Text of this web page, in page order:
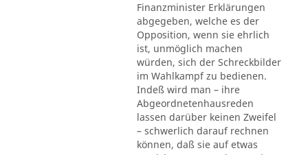
Finanzminister Erklärungen
abgegeben, welche es der
Opposition, wenn sie ehrlich
ist, unmöglich machen
würden, sich der Schreckbilder
im Wahlkampf zu bedienen.
Indeß wird man – ihre
Abgeordnetenhausreden
lassen darüber keinen Zweifel
– schwerlich darauf rechnen
können, daß sie auf etwas